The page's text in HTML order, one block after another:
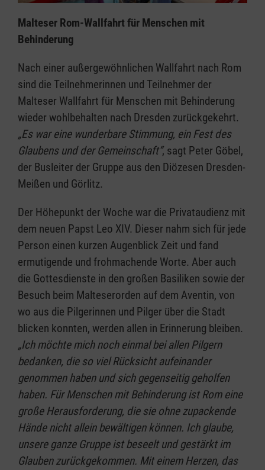
Malteser Rom-Wallfahrt für Menschen mit
Behinderung
Nach einer außergewöhnlichen Wallfahrt nach Rom
sind die Teilnehmerinnen und Teilnehmer der
Malteser Wallfahrt für Menschen mit Behinderung
wieder wohlbehalten nach Dresden zurückgekehrt.
„Es war eine wunderbare Stimmung, ein Fest des
Glaubens und der Gemeinschaft“, sagt Peter Göbel,
der Busleiter der Gruppe aus den Diözesen Dresden-
Meißen und Görlitz.
Der Höhepunkt der Woche war die Privataudienz mit
dem neuen Papst Leo XIV. Dieser nahm sich für jede
Person einen kurzen Augenblick Zeit und fand
ermutigende und frohmachende Worte. Aber auch
die Gottesdienste in den großen Basiliken sowie der
Besuch beim Malteserorden auf dem Aventin, von
wo aus die Pilgerinnen und Pilger über die Stadt
blicken konnten, werden allen in Erinnerung bleiben.
„Ich möchte mich noch einmal bei allen Pilgern
bedanken, die so viel Rücksicht aufeinander
genommen haben und sich gegenseitig geholfen
haben. Für Menschen mit Behinderung ist Rom eine
große Herausforderung, die sie ohne zupackende
Hände nicht allein bewältigen können. Ich glaube,
unsere ganze Gruppe ist beseelt und gestärkt im
Glauben zurückgekommen. Mit einem Herzen, das